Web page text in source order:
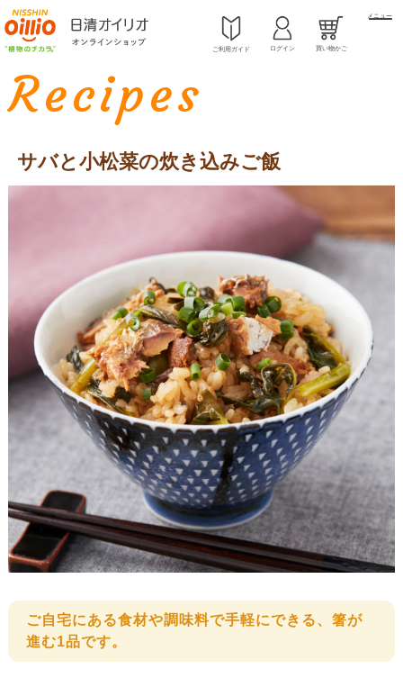
ご利用ガイド ログイン 買い物かご
メニュー
Recipes
サバと小松菜の炊き込みご飯
ご自宅にある食材や調味料で手軽にできる、箸が
進む1品です。